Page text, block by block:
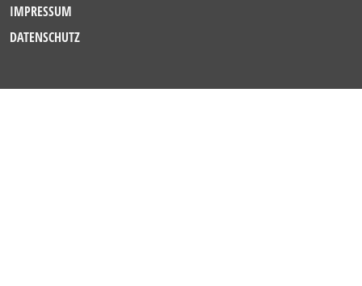
IMPRESSUM
DATENSCHUTZ